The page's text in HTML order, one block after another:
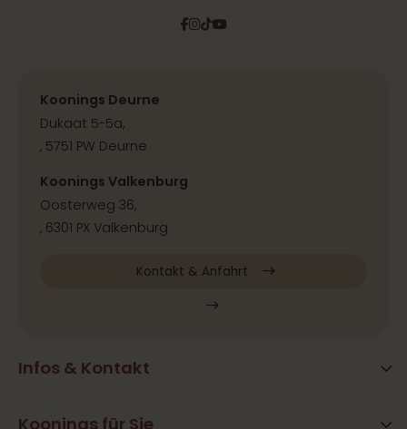
Facebook
Instagram
TiktokPinterest
YouTube
Infos & Kontakt
Häufig gestellte Fragen
Koonings für Sie
Koonings Deurne
Dukaat 5-5a,
, 5751 PW Deurne
Koonings Valkenburg
Oosterweg 36,
, 6301 PX Valkenburg
Kontakt & Anfahrt